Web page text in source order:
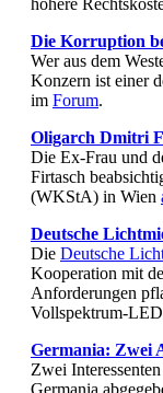
höhere
Die Korruption
Wer aus dem
Konzern ist einer
im Forum.
Oligarch Dmitri
Die Ex-Frau und
Firtasch
(WKStA) in Wien
Deutsche
Die Deutsche
Kooperation mit
Anforderungen
Vollspektrum-
Germania: Zwei
Zwei
Germania